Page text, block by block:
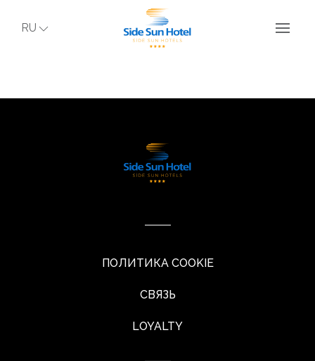
RU
ПОЛИТИКА COOKIE
СВЯЗЬ
LOYALTY